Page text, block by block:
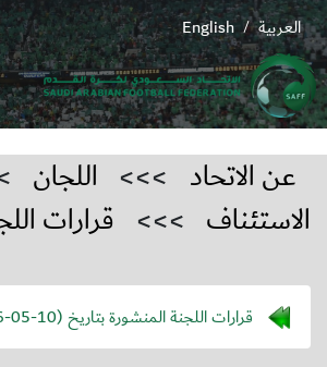
English / العربية
عن الاتحاد >>> اللجان
الاستئناف >>> قرارات
قرارات اللجنة المنشورة بتاريخ (05-10